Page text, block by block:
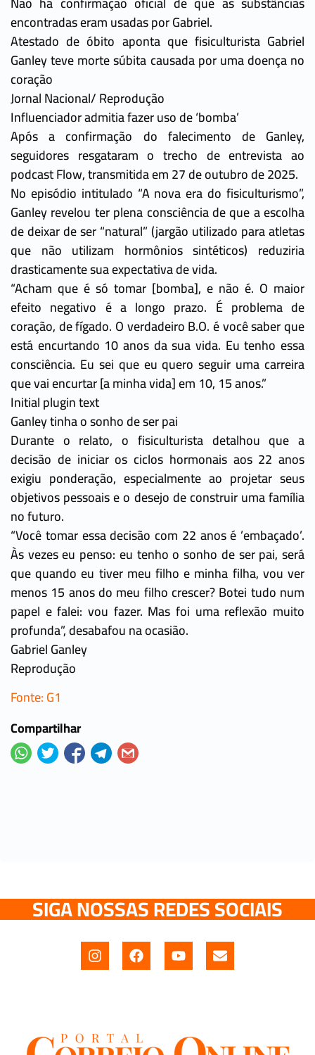
encontradas eram usadas por Gabriel.
Atestado de óbito aponta que fisiculturista Gabriel
Ganley teve morte súbita causada por uma doença no
coração
Jornal Nacional/ Reprodução
Influenciador admitia fazer uso de ‘bomba’
Após a confirmação do falecimento de Ganley,
seguidores resgataram o trecho de entrevista ao
podcast Flow, transmitida em 27 de outubro de 2025.
No episódio intitulado “A nova era do fisiculturismo”,
Ganley revelou ter plena consciência de que a escolha
de deixar de ser “natural” (jargão utilizado para atletas
que não utilizam hormônios sintéticos) reduziria
drasticamente sua expectativa de vida.
“Acham que é só tomar [bomba], e não é. O maior
efeito negativo é a longo prazo. É problema de
coração, de fígado. O verdadeiro B.O. é você saber que
está encurtando 10 anos da sua vida. Eu tenho essa
consciência. Eu sei que eu quero seguir uma carreira
que vai encurtar [a minha vida] em 10, 15 anos.”
Initial plugin text
Ganley tinha o sonho de ser pai
Durante o relato, o fisiculturista detalhou que a
decisão de iniciar os ciclos hormonais aos 22 anos
exigiu ponderação, especialmente ao projetar seus
objetivos pessoais e o desejo de construir uma família
no futuro.
“Você tomar essa decisão com 22 anos é ’embaçado’.
Às vezes eu penso: eu tenho o sonho de ser pai, será
que quando eu tiver meu filho e minha filha, vou ver
menos 15 anos do meu filho crescer? Botei tudo num
papel e falei: vou fazer. Mas foi uma reflexão muito
profunda”, desabafou na ocasião.
Gabriel Ganley
Reprodução
Fonte: G1
Compartilhar
SIGA NOSSAS REDES SOCIAIS